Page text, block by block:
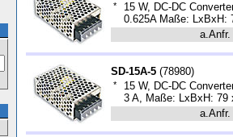
*
15 W, DC-DC
0.625A Maße: LxBxH:
a.Anfr.
SD-15A-5 (78980)
*
15 W, DC-DC
3 A, Maße: LxBxH: 79
a.Anfr.